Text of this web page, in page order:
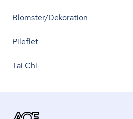
Blomster/Dekoration
Pileflet
Tai Chi